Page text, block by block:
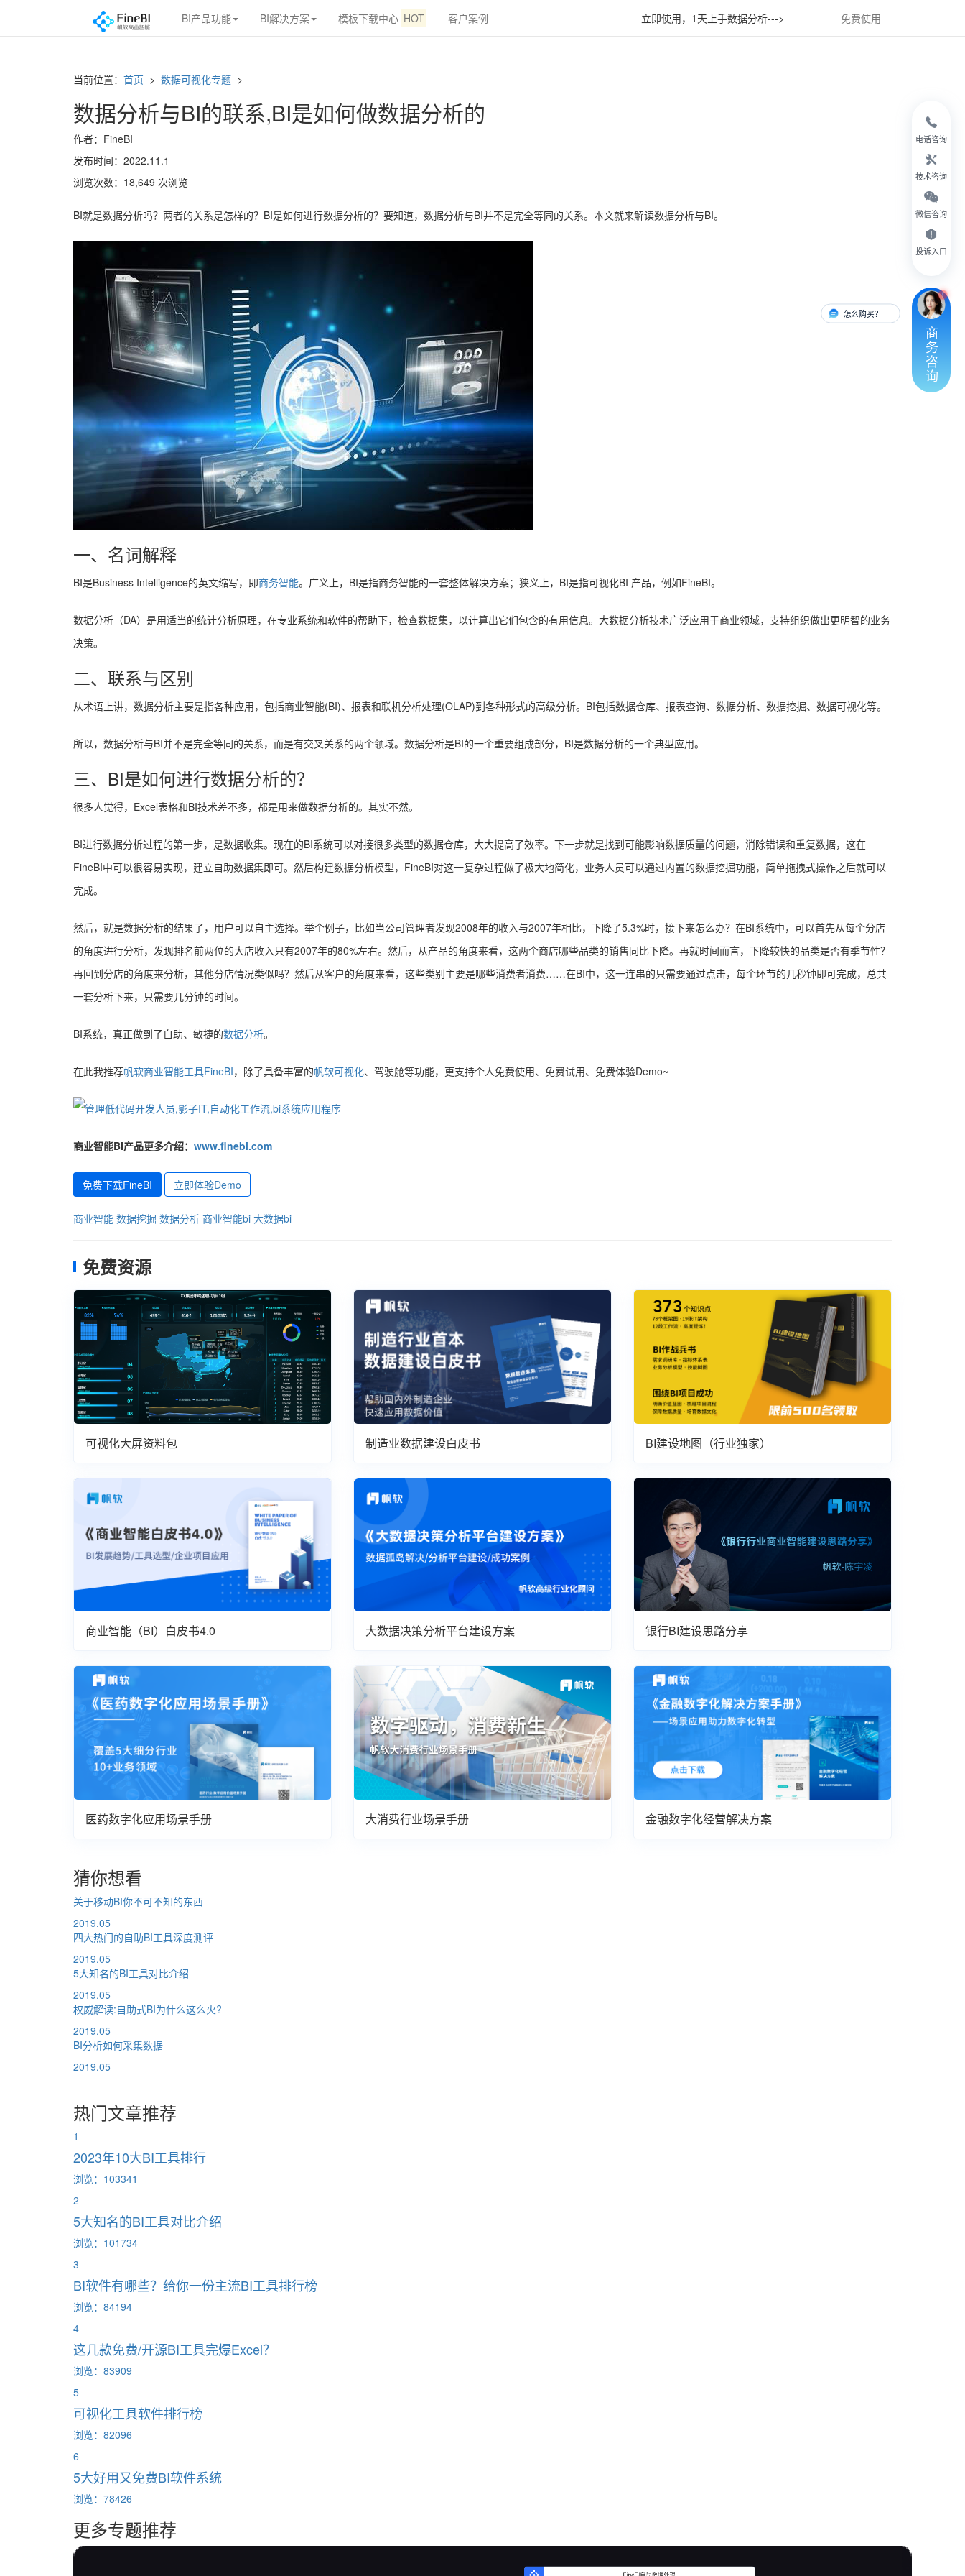
BI产品功能 BI解决方案 模板下载中心 HOT 客户案例 立即使用，1天上手数据分析---> 免费使用
当前位置： 首页 > 数据可视化专题 >
数据分析与BI的联系,BI是如何做数据分析的
作者：FineBI
发布时间：2022.11.1
浏览次数：18,649 次浏览
BI就是数据分析吗？两者的关系是怎样的？BI是如何进行数据分析的？要知道，数据分析与BI并不是完全等同的关系。本文就来解读数据分析与BI。
一、名词解释
BI是Business Intelligence的英文缩写，即商务智能。广义上，BI是指商务智能的一套整体解决方案；狭义上，BI是指可视化BI 产品，例如FineBI。
数据分析（DA）是用适当的统计分析原理，在专业系统和软件的帮助下，检查数据集，以计算出它们包含的有用信息。大数据分析技术广泛应用于商业领域，支持组织做出更明智的业务
决策。
二、联系与区别
从术语上讲，数据分析主要是指各种应用，包括商业智能(BI)、报表和联机分析处理(OLAP)到各种形式的高级分析。BI包括数据仓库、报表查询、数据分析、数据挖掘、数据可视化等。
所以，数据分析与BI并不是完全等同的关系，而是有交叉关系的两个领域。数据分析是BI的一个重要组成部分，BI是数据分析的一个典型应用。
三、BI是如何进行数据分析的？
很多人觉得，Excel表格和BI技术差不多，都是用来做数据分析的。其实不然。
BI进行数据分析过程的第一步，是数据收集。现在的BI系统可以对接很多类型的数据仓库，大大提高了效率。下一步就是找到可能影响数据质量的问题，消除错误和重复数据，这在
FineBI中可以很容易实现，建立自助数据集即可。然后构建数据分析模型，FineBI对这一复杂过程做了极大地简化，业务人员可以通过内置的数据挖掘功能，简单拖拽式操作之后就可以
完成。
然后，就是数据分析的结果了，用户可以自主选择。举个例子，比如当公司管理者发现2008年的收入与2007年相比，下降了5.3%时，接下来怎么办？在BI系统中，可以首先从每个分店
的角度进行分析，发现排名前两位的大店收入只有2007年的80%左右。然后，从产品的角度来看，这两个商店哪些品类的销售同比下降。再就时间而言，下降较快的品类是否有季节性？
再回到分店的角度来分析，其他分店情况类似吗？然后从客户的角度来看，这些类别主要是哪些消费者消费……在BI中，这一连串的只需要通过点击，每个环节的几秒钟即可完成，总共
一套分析下来，只需要几分钟的时间。
BI系统，真正做到了自助、敏捷的数据分析。
在此我推荐帆软商业智能工具FineBI，除了具备丰富的帆软可视化、驾驶舱等功能，更支持个人免费使用、免费试用、免费体验Demo~
商业智能BI产品更多介绍： www.finebi.com
免费下载FineBI 立即体验Demo
商业智能 数据挖掘 数据分析 商业智能bi 大数据bi
免费资源
可视化大屏资料包 制造业数据建设白皮书 BI建设地图（行业独家）
商业智能（BI）白皮书4.0 大数据决策分析平台建设方案 银行BI建设思路分享
医药数字化应用场景手册 大消费行业场景手册 金融数字化经营解决方案
猜你想看
关于移动BI你不可不知的东西
2019.05
四大热门的自助BI工具深度测评
2019.05
5大知名的BI工具对比介绍
2019.05
权威解读:自助式BI为什么这么火?
2019.05
BI分析如何采集数据
2019.05
热门文章推荐
1
2023年10大BI工具排行
浏览：103341
2
5大知名的BI工具对比介绍
浏览：101734
3
BI软件有哪些？给你一份主流BI工具排行榜
浏览：84194
4
这几款免费/开源BI工具完爆Excel？
浏览：83909
5
可视化工具软件排行榜
浏览：82096
6
5大好用又免费BI软件系统
浏览：78426
更多专题推荐
电话咨询
技术咨询
微信咨询
投诉入口
怎么购买？ 有人对接
商
务
咨
询